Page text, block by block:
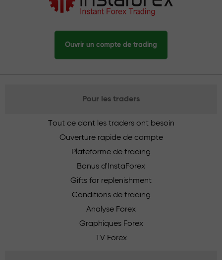
Ouvrir un compte de trading
Pour les traders
Tout ce dont les traders ont besoin
Ouverture rapide de compte
Plateforme de trading
Bonus d'InstaForex
Gifts for replenishment
Conditions de trading
Analyse Forex
Graphiques Forex
TV Forex